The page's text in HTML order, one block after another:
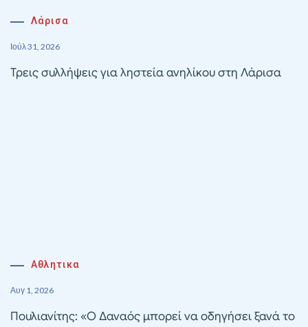
Λάρισα
Ιούλ 31, 2026
Τρεις συλλήψεις για ληστεία ανηλίκου στη Λάρισα
Αθλητικα
Αυγ 1, 2026
Πουλιανίτης: «Ο Δαναός μπορεί να οδηγήσει ξανά το